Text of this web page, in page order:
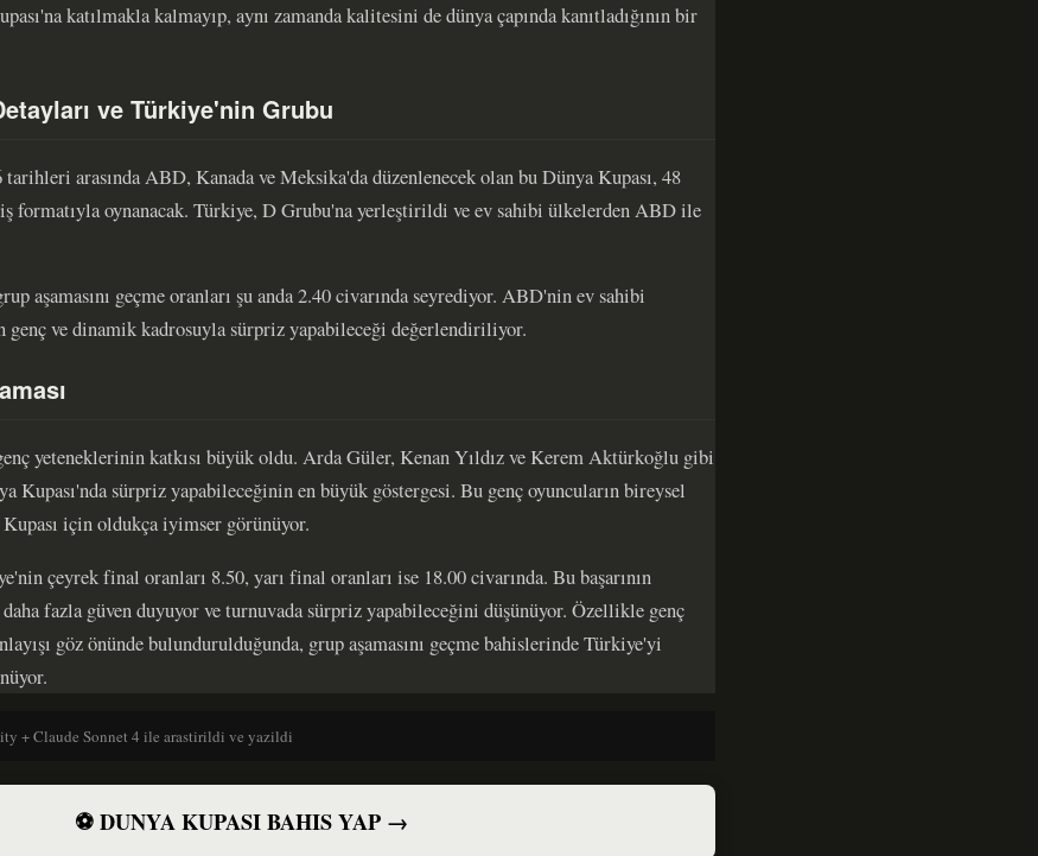
katılmakla kalmayıp, aynı zamanda kalitesini de dünya çapında kanıtladığının bir
ve Türkiye'nin Grubu
arasında ABD, Kanada ve Meksika'da düzenlenecek olan bu Dünya Kupası, 48
formatıyla oynanacak. Türkiye, D Grubu'na yerleştirildi ve ev sahibi ülkelerden ABD ile
aşamasını geçme oranları şu anda 2.40 civarında seyrediyor. ABD'nin ev sahibi
genç ve dinamik kadrosuyla sürpriz yapabileceği değerlendiriliyor.
yeteneklerinin katkısı büyük oldu. Arda Güler, Kenan Yıldız ve Kerem Aktürkoğlu gibi
Kupası'nda sürpriz yapabileceğinin en büyük göstergesi. Bu genç oyuncuların bireysel
için oldukça iyimser görünüyor.
çeyrek final oranları 8.50, yarı final oranları ise 18.00 civarında. Bu başarının
fazla güven duyuyor ve turnuvada sürpriz yapabileceğini düşünüyor. Özellikle genç
göz önünde bulundurulduğunda, grup aşamasını geçme bahislerinde Türkiye'yi
+ Claude Sonnet 4 ile arastirildi ve yazildi
⚽ DUNYA KUPASI BAHIS YAP →